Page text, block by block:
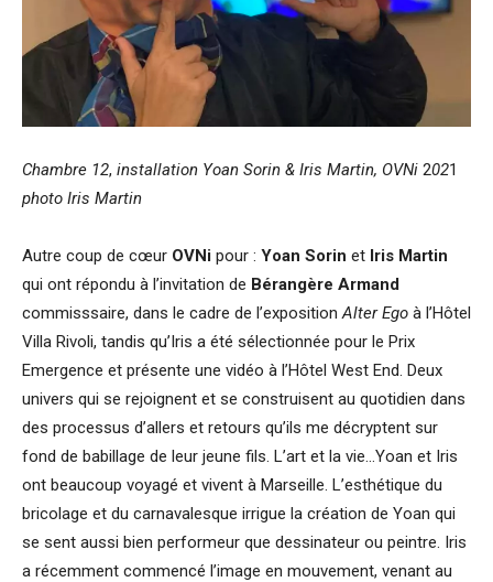
Chambre 12, installation Yoan Sorin & Iris Martin, OVNi 2021
photo Iris Martin
Autre coup de cœur OVNi pour : Yoan Sorin et Iris Martin
qui ont répondu à l’invitation de Bérangère Armand
commisssaire, dans le cadre de l’expositionAlter Ego à l’Hôtel
Villa Rivoli, tandis qu’Iris a été sélectionnée pour le Prix
Emergence et présente une vidéo à l’Hôtel West End. Deux
univers qui se rejoignent et se construisent au quotidien dans
des processus d’allers et retours qu’ils me décryptent sur
fond de babillage de leur jeune fils. L’art et la vie…Yoan et Iris
ont beaucoup voyagé et vivent à Marseille. L’esthétique du
bricolage et du carnavalesque irrigue la création de Yoan qui
se sent aussi bien performeur que dessinateur ou peintre. Iris
a récemment commencé l’image en mouvement, venant au